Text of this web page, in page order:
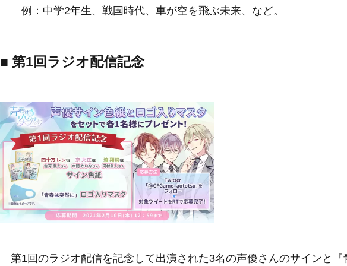
例：中学2年生、戦国時代、車が空を飛ぶ未来、など。
■ 第1回ラジオ配信記念
第1回のラジオ配信を記念して出演された3名の声優さんのサインと『